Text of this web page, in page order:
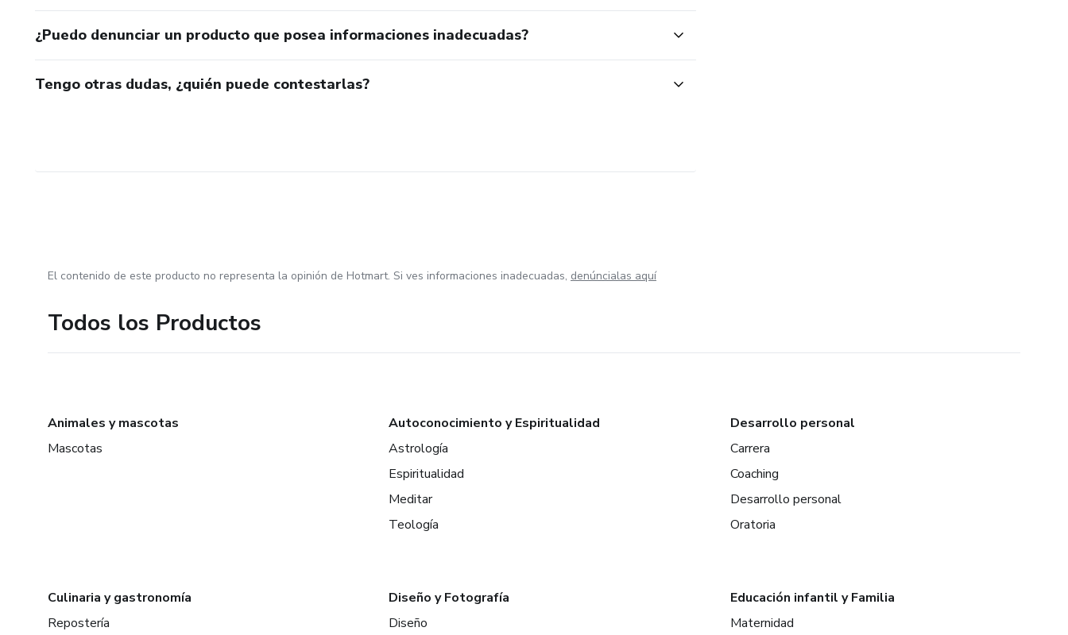
¿Puedo denunciar un producto que posea informaciones inadecuadas?
Tengo otras dudas, ¿quién puede contestarlas?
El contenido de este producto no representa la opinión de Hotmart. Si ves informaciones inadecuadas, denúncialas aquí
Todos los Productos
Animales y mascotas
Mascotas
Autoconocimiento y Espiritualidad
Astrología
Espiritualidad
Meditar
Teología
Desarrollo personal
Carrera
Coaching
Desarrollo personal
Oratoria
Culinaria y gastronomía
Repostería
Diseño y Fotografía
Diseño
Educación infantil y Familia
Maternidad